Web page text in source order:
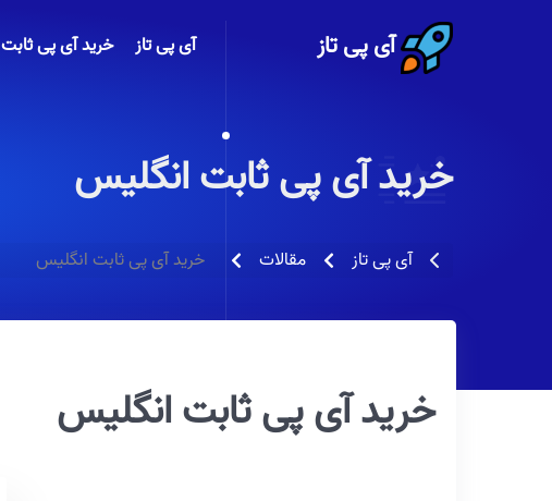
آی پی تاز آی پی تاز خرید آی پی ثابت
خرید آی پی ثابت انگلیس
آی پی تاز مقالات خرید آی پی ثابت انگلیس
خرید آی پی ثابت انگلیس